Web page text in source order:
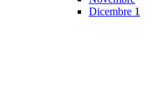
Dicembre 1